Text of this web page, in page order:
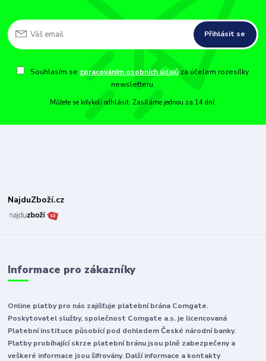
Přihlásit se
Souhlasím se zpracováním osobních údajů za účelem rozesílky
newsletteru.
Můžete se kdykoli odhlásit. Zasíláme jednou za 14 dní.
NajduZboží.cz
Informace pro zákazníky
Online platby pro nás zajišťuje platební brána Comgate.
Poskytovatel služby, společnost Comgate a.s. je licencovaná
Platební instituce působící pod dohledem České národní banky.
Platby probíhající skrze platební bránu jsou plně zabezpečeny a
veškeré informace jsou šifrovány. Další informace a kontakty